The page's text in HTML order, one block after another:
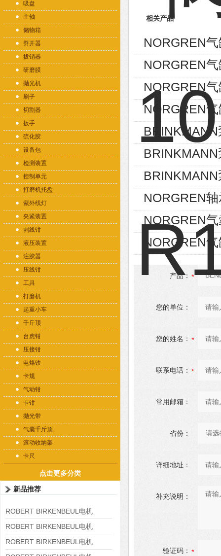
吸盘
主轴
储物箱
劈开器
拔销器
研磨膜
抛光机
刷子
切割器
扳手
硫化胶
设备包
检测装置
控制单元
打磨机托盘
紫外线灯
夹紧装置
剥线钳
液压装置
注胶器
压线钳
工具
打磨机
起重小车
千斤顶
台虎钳
压接钳
电烙铁
卡规
气动钳
卡钳
抛光带
气囊千斤顶
滚动收纳架
卡尺
点击更多分类
新品推荐
ROBERT BIRKENBEUL电机
8APE225M-4-IE3
ROBERT BIRKENBEUL电机
8APE180L-4 IE3
ROBERT BIRKENBEUL电机
相关产品
NORGREN
NORGREN
NORGREN
NORGREN
NORGREN
NORGREN
NORGREN
产品：
您的单位：
您的姓名：
联系电话：
常用邮箱：
省份：
详细地址：
补充说明：
验证码：